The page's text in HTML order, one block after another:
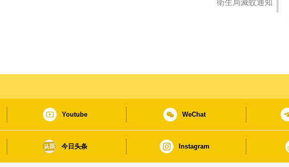
衛生局滅蚊通知
Youtube WeChat
今日头条 Instagram